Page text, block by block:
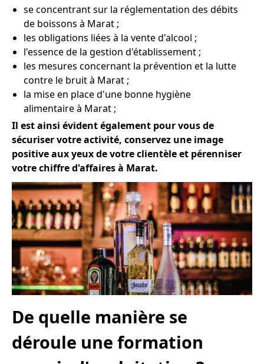
se concentrant sur la réglementation des débits
de boissons à Marat ;
les obligations liées à la vente d'alcool ;
l'essence de la gestion d'établissement ;
les mesures concernant la prévention et la lutte
contre le bruit à Marat ;
la mise en place d'une bonne hygiène
alimentaire à Marat ;
Il est ainsi évident également pour vous de
sécuriser votre activité, conservez une image
positive aux yeux de votre clientèle et pérenniser
votre chiffre d'affaires à Marat.
De quelle manière se
déroule une formation